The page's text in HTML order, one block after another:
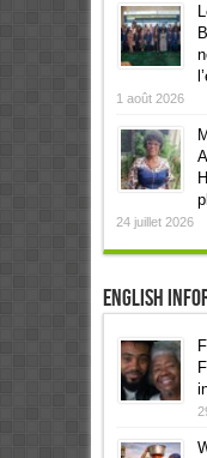
1 août 2026
24 juillet 2026
English